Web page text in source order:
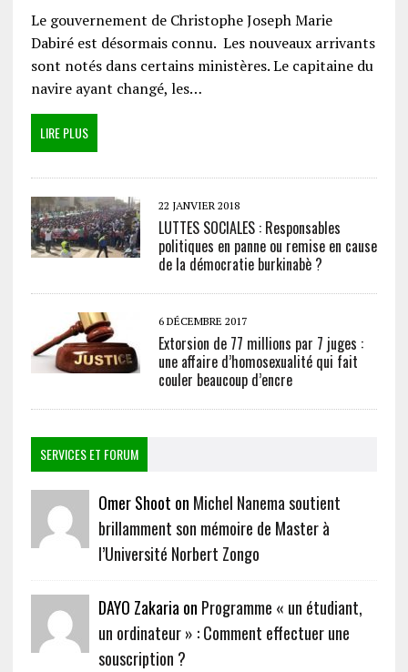
Le gouvernement de Christophe Joseph Marie
Dabiré est désormais connu. Les nouveaux arrivants
sont notés dans certains ministères. Le capitaine du
navire ayant changé, les…
LIRE PLUS
22 JANVIER 2018
LUTTES SOCIALES : Responsables
politiques en panne ou remise en cause
de la démocratie burkinabè ?
6 DÉCEMBRE 2017
Extorsion de 77 millions par 7 juges :
une affaire d’homosexualité qui fait
couler beaucoup d’encre
SERVICES ET FORUM
Omer Shoot on Michel Nanema soutient
brillamment son mémoire de Master à
l’Université Norbert Zongo
DAYO Zakaria on Programme « un étudiant,
un ordinateur » : Comment effectuer une
souscription ?